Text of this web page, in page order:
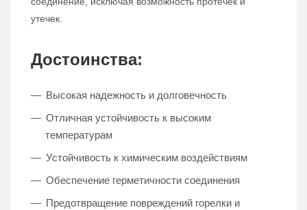
утечек.
Достоинства:
Высокая надежность и долговечность
Отличная устойчивость к высоким
температурам
Устойчивость к химическим воздействиям
Обеспечение герметичности соединения
Предотвращение повреждений горелки и